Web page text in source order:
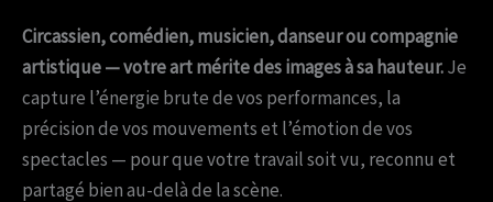
Circassien, comédien, musicien, danseur ou compagnie
artistique — votre art mérite des images à sa hauteur.Je
capture l’énergie brute de vos performances, la
précision de vos mouvements et l’émotion de vos
spectacles — pour que votre travail soit vu, reconnu et
partagé bien au-delà de la scène.